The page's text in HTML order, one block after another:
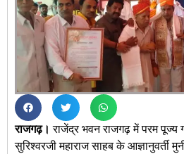
राजगढ़। राजेंद्र भवन राजगढ़ में परम पूज्य
सुरिश्वरजी महाराज साहब के आज्ञानुवर्ती